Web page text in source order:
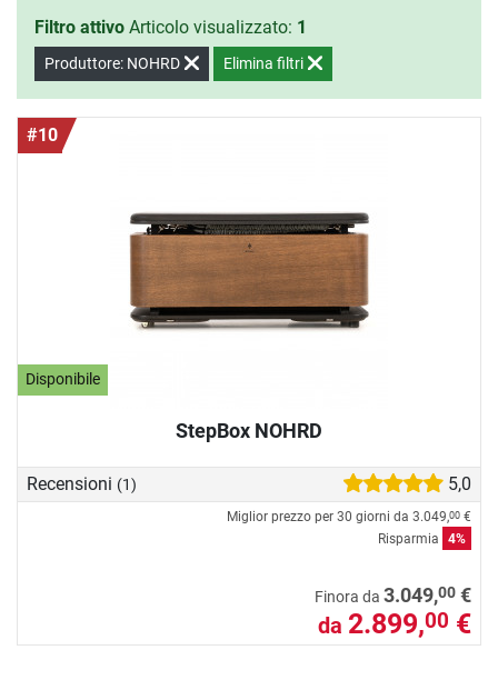
Filtro attivo Articolo visualizzato: 1
Produttore: NOHRD Elimina filtri
#10
Disponibile
StepBox NOHRD
Recensioni (1) 5,0
Miglior prezzo per 30 giorni da 3.049,00 €
Risparmia
4%
Finora da 3.049,00 €
da 2.899,00 €